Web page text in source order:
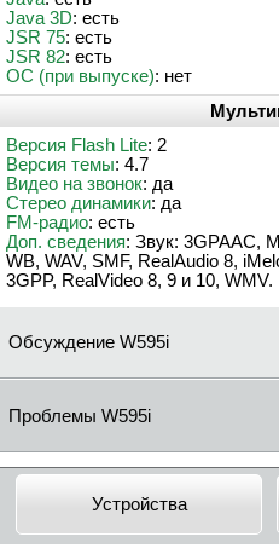
Java 3D: есть
JSR 75: есть
JSR 82: есть
ОС (при выпуске): нет
Версия Flash Lite: 2
Версия темы: 4.7
Видео на звонок: да
Стерео динамики: да
FM-радио: есть
Доп. сведения: Звук: 3GPAAC,
WB, WAV, SMF, RealAudio 8,
3GPP, RealVideo 8, 9 и 10, WMV.
Обсуждение W595i
Проблемы W595i
Устройства